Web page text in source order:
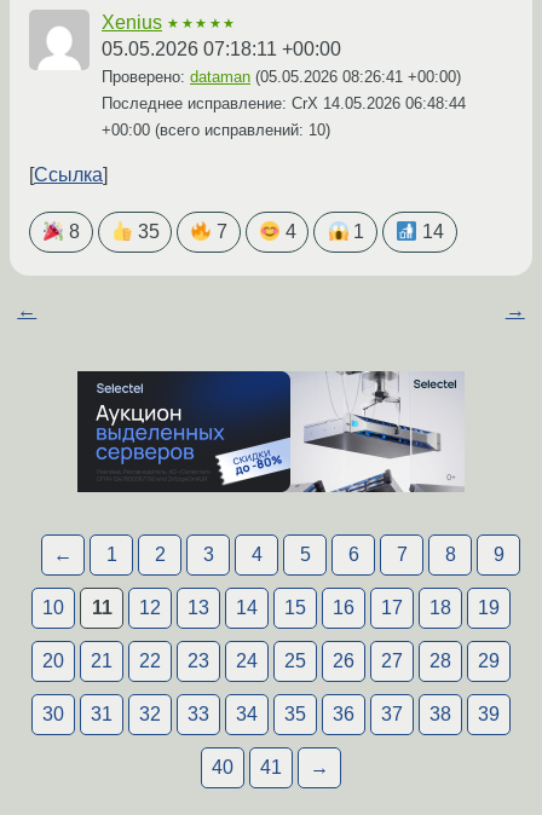
Xenius ★★★★★
05.05.2026 07:18:11 +00:00
Проверено: dataman (05.05.2026 08:26:41 +00:00)
Последнее исправление: CrX 14.05.2026 06:48:44
+00:00 (всего исправлений: 10)
Ссылка
8 35 7 4 1 14
← →
← 1 2 3 4 5 6 7 8 9
10 11 12 13 14 15 16 17 18 19
20 21 22 23 24 25 26 27 28 29
30 31 32 33 34 35 36 37 38 39
40 41 →